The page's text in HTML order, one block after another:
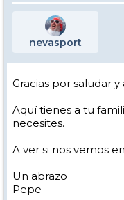
nevasport
Gracias por saludar
Aquí tienes a tu
necesites.
A ver si nos vemos
Un abrazo
Pepe